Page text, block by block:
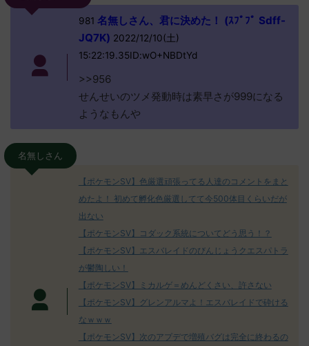
981 名無しさん、君に決めた！ (ｽﾌﾟﾌﾟ Sdff-
JQ7K) 2022/12/10(土)
15:22:19.35ID:wO+NBDtYd
>>956
せんせいのツメ発動時は素早さが999になる
ようなもんや
名無しさん
【ポケモンSV】色厳選頑張ってる人達のコメントをまと
めたよ！ 初めて孵化色厳選してて今500体目くらいだが
出ない
【ポケモンSV】コダック系統についてどう思う！？
【ポケモンSV】エスバレイドのびんじょうクエスパトラ
が鬱陶しい！
【ポケモンSV】ミカルゲ＝めんどくさい、許さない
【ポケモンSV】グレンアルマよ！エスバレイドで砕ける
なｗｗｗ
【ポケモンSV】次のアプデで増殖バグは完全に終わるの